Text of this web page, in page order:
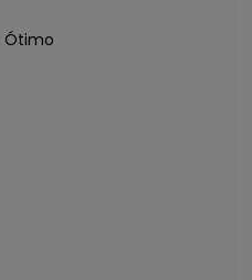
Ótimo